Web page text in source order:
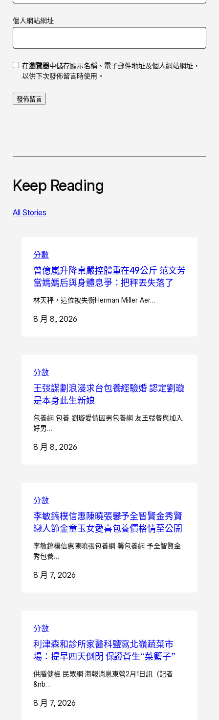
個人網站網址
在瀏覽器中儲存顯示名稱、電子郵件地址及個人網站網址，
以供下次發佈留言時使用。
Keep Reading
All Stories
分數
曾億嵐升降桌嚴控體重在49公斤 范文芳
當媽媽后與身體息爭：把秤丟失落了
林天秤，這位被失衡Herman Miller Aer…
8 月 8, 2026
分數
王弢謀劃浪漫求台包養經驗婚 認定劉璇
是本身此生新娘
包養網 包養 劉璇愛情因男包養網 友王弢餐與加入
好男…
8 月 8, 2026
分數
李敏鎬樸信惠陳曉張馨予全智賢金秀賢
戀人節金童玉女愛喜包養價格情至公開
李敏鎬樸信惠陳曉張包養網 馨包養網 予全智賢金
秀包養…
8 月 7, 2026
分數
利津森和診所家醫科鹽窩北嶺蔬菜市
場：提早四天倒閉 保證蒼生“菜籃子”
供膳健檢 民眾網·海報消息東營2月1日訊（記者
&nb…
8 月 7, 2026